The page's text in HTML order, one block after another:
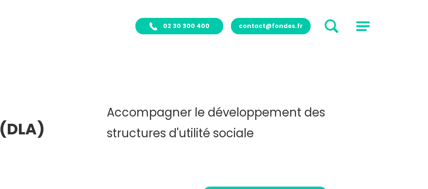
02 30 300 400 contact@fondes.fr
Accompagner le développement des
structures d'utilité sociale